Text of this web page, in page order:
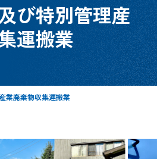
び特別管理産
運搬業
業廃棄物収集運搬業